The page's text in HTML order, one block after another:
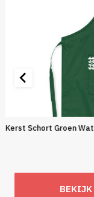
Kerst Schort Groen
BEKIJK